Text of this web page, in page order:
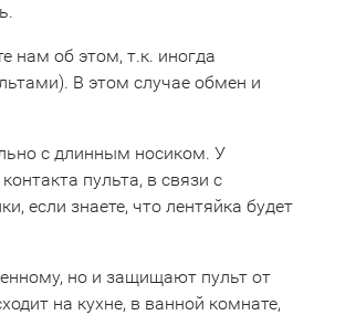
нам об этом, т.к. иногда
В этом случае обмен и
с длинным носиком. У
пульта, в связи с
если знаете, что лентяйка будет
но и защищают пульт от
на кухне, в ванной комнате,